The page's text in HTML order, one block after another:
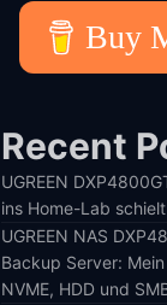
Buy
Recent
UGREEN
ins Home-Lab schielt
UGREEN NAS
Backup Server:
NVME, HDD und